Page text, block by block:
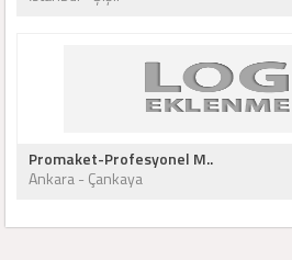
Promaket-Profesyonel M..
Ankara - Çankaya